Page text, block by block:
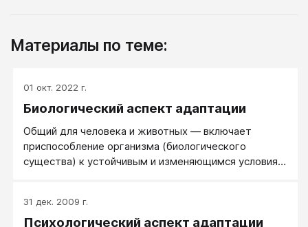
Материалы по теме:
01 окт. 2022 г.
Биологический аспект адаптации
Общий для человека и животных — включает
приспособление организма (биологического
существа) к устойчивым и изменяющимся условиям
31 дек. 2009 г.
Психологический аспект адаптации